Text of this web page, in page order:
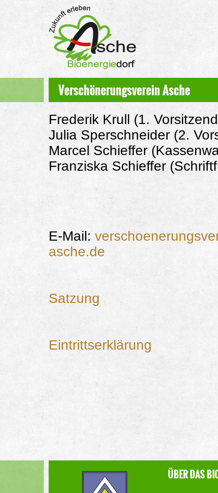
Verschönerungsverein Asche
Frederik Krull (1.
Julia Sperschneider (2.
Marcel Schieffer
Franziska
E-Mail:
asche.de
Satzung
Eintrittserklärung
ÜBER DAS